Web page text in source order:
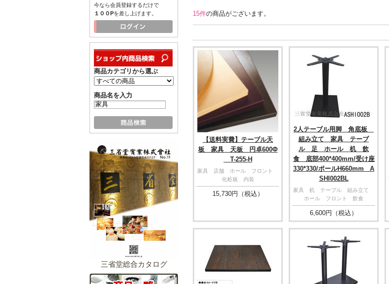
15件の商品がございます。
【送料実費】テーブル天
板 家具 天板 円卓600Φ
T-255-H
家具 店舗 ホール フロント
化粧板 内装
15,730円（税込）
2人テーブル用脚 角底板
組み立て 家具 テーブ
ル 足 ホール 机 飲
食 底部400*400mm/受け座
330*330/ポールH660mm A
SHI002BL
家具 机 テーブル 組み立て
ホール フロント 飲食
6,600円（税込）
今なら会員登録するだけで
１００Pを差し上げます。
商品カテゴリから選ぶ
商品名を入力
三省堂総合カタログ